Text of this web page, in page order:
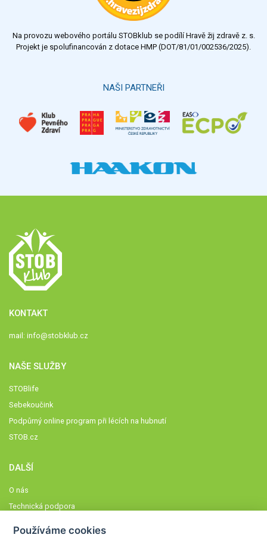
Výsledky Všechny ankety
Na provozu webového portálu STOBklub se podílí Hravě žij zdravě z. s.
Projekt je spolufinancován z dotace HMP (DOT/81/01/002536/2025).
NAŠI PARTNEŘI
KONTAKT
mail: info@stobklub.cz
NAŠE SLUŽBY
STOBlife
Sebekoučink
Podpůrný online program při lécích na hubnutí
STOB.cz
DALŠÍ
O nás
Technická podpora
Používáme cookies